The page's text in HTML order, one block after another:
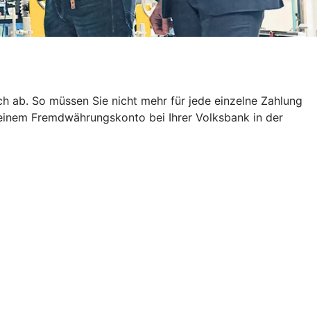
ab. So müssen Sie nicht mehr für jede einzelne Zahlung
Fremdwährungskonto bei Ihrer Volksbank in der